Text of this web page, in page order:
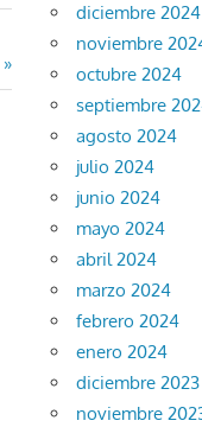
diciembre 2024
noviembre
octubre 2024
septiembre
agosto 2024
julio 2024
junio 2024
mayo 2024
abril 2024
marzo 2024
febrero 2024
enero 2024
diciembre 2023
noviembre